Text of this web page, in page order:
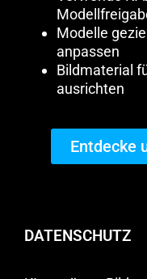
Modelle
anpassen
Bildmaterial
ausrichten
Entdecke
DATENSCHUTZ